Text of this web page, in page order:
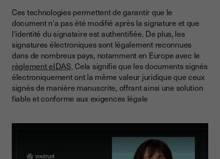
Ces technologies permettent de garantir que le
document n'a pas été modifié après la signature et que
l'identité du signataire est authentifiée. De plus, les
signatures électroniques sont légalement reconnues
dans de nombreux pays, notamment en Europe avec le
règlement eIDAS. Cela signifie que les documents signés
électroniquement ont la même valeur juridique que ceux
signés de manière manuscrite, offrant ainsi une solution
fiable et conforme aux exigences légale